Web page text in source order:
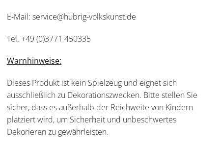
E-Mail: service@hubrig-volkskunst.de
Tel. +49 (0)3771 450335
Warnhinweise:
Dieses Produkt ist kein Spielzeug und eignet sich
ausschließlich zu Dekorationszwecken. Bitte stellen Sie
sicher, dass es außerhalb der Reichweite von Kindern
platziert wird, um Sicherheit und unbeschwertes
Dekorieren zu gewährleisten.